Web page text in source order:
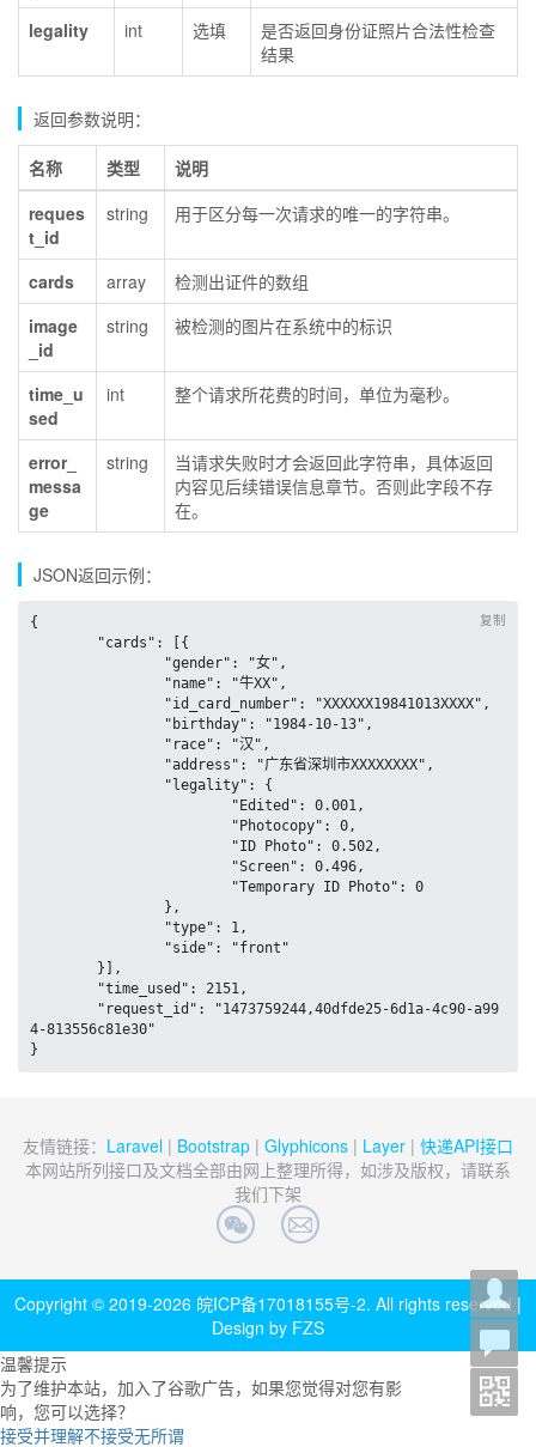
legality int 选填
是否返回身份证照片合法性检查
结果
返回参数说明：
名称 类型
说明
reques
t_id
string 用于区分每一次请求的唯一的字符串。
cards array
检测出证件的数组
image
_id
string 被检测的图片在系统中的标识
time_u
sed
int 整个请求所花费的时间，单位为毫秒。
error_
messa
ge
string
当请求失败时才会返回此字符串，具体返回
内容见后续错误信息章节。否则此字段不存
在。
JSON返回示例：
复制
{
4-813556c81e30"
}
友情链接： Laravel | Bootstrap | Glyphicons | Layer | 快递API接口
本网站所列接口及文档全部由网上整理所得，如涉及版权，请联系
我们下架
Copyright © 2019-2026 皖ICP备17018155号-2. All rights reserved |
Design by FZS
温馨提示
为了维护本站，加入了谷歌广告，如果您觉得对您有影
响，您可以选择？
接受并理解不接受无所谓